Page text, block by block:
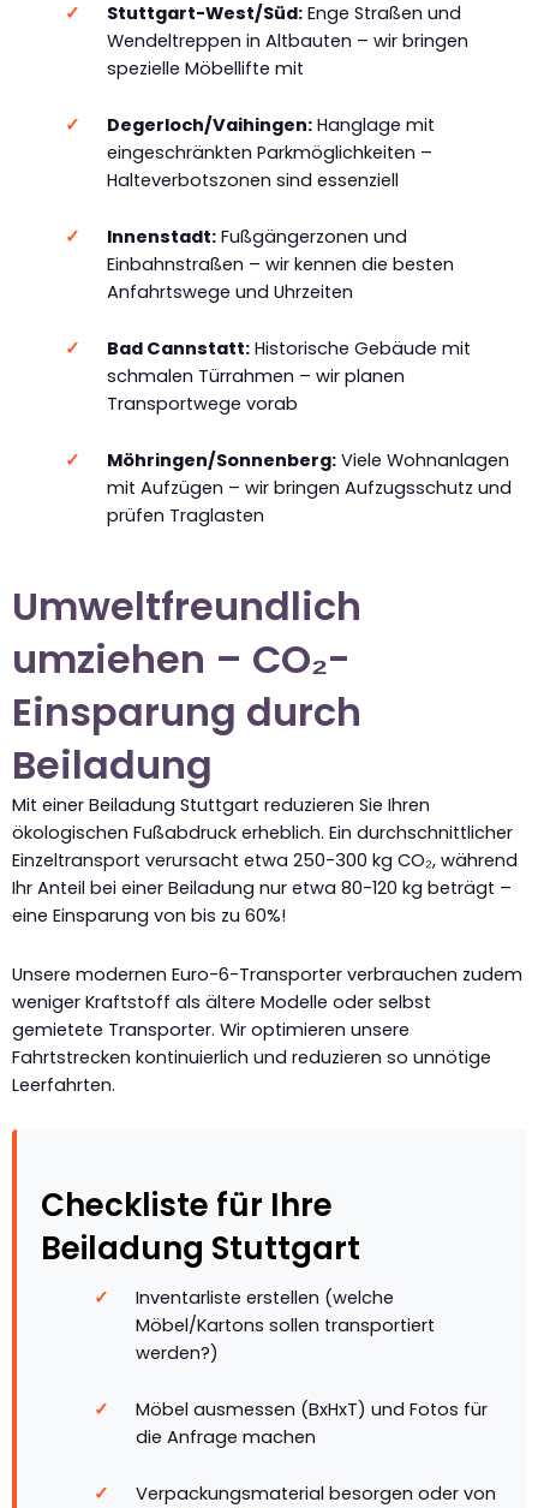
Stuttgart-West/Süd:Enge Straßen und
Wendeltreppen in Altbauten – wir bringen
spezielle Möbellifte mit
Degerloch/Vaihingen:Hanglage mit
eingeschränkten Parkmöglichkeiten –
Halteverbotszonen sind essenziell
Innenstadt:Fußgängerzonen und
Einbahnstraßen – wir kennen die besten
Anfahrtswege und Uhrzeiten
Bad Cannstatt:Historische Gebäude mit
schmalen Türrahmen – wir planen
Transportwege vorab
Möhringen/Sonnenberg:Viele Wohnanlagen
mit Aufzügen – wir bringen Aufzugsschutz und
prüfen Traglasten
Umweltfreundlich
umziehen – CO₂-
Einsparung durch
Beiladung
Mit einer Beiladung Stuttgart reduzieren Sie Ihren
ökologischen Fußabdruck erheblich. Ein durchschnittlicher
Einzeltransport verursacht etwa 250-300 kg CO₂, während
Ihr Anteil bei einer Beiladung nur etwa 80-120 kg beträgt –
eine Einsparung von bis zu 60%!
Unsere modernen Euro-6-Transporter verbrauchen zudem
weniger Kraftstoff als ältere Modelle oder selbst
gemietete Transporter. Wir optimieren unsere
Fahrtstrecken kontinuierlich und reduzieren so unnötige
Leerfahrten.
Checkliste für Ihre
Beiladung Stuttgart
Inventarliste erstellen (welche
Möbel/Kartons sollen transportiert
werden?)
Möbel ausmessen (BxHxT) und Fotos für
die Anfrage machen
Verpackungsmaterial besorgen oder von